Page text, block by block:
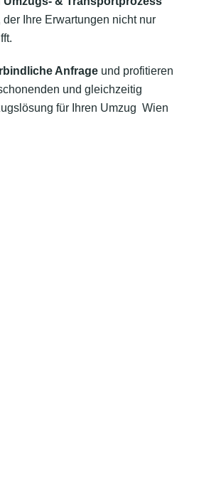
Ihre Erwartungen nicht nur
Anfrage und profitieren
und gleichzeitig
für Ihren Umzug Wien